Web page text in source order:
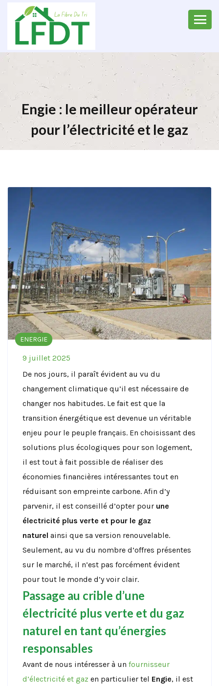
Engie : le meilleur opérateur
pour l’électricité et le gaz
ENERGIE
9 juillet 2025
De nos jours, il paraît évident au vu du
changement climatique qu’il est nécessaire de
changer nos habitudes. Le fait est que la
transition énergétique est devenue un véritable
enjeu pour le peuple français. En choisissant des
solutions plus écologiques pour son logement,
il est tout à fait possible de réaliser des
économies financières intéressantes tout en
réduisant son empreinte carbone. Afin d’y
parvenir, il est conseillé d’opter pour une
électricité plus verte et pour le gaz
naturel ainsi que sa version renouvelable.
Seulement, au vu du nombre d’offres présentes
sur le marché, il n’est pas forcément évident
pour tout le monde d’y voir clair.
Passage au crible d’une
électricité plus verte et du gaz
naturel en tant qu’énergies
responsables
Avant de nous intéresser à un fournisseur
d’électricité et gaz en particulier tel Engie, il est